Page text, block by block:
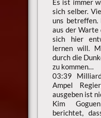
Es ist immer
sich selber.
uns
aus der Warte
sich hier
lernen will.
durch die
zu kommen…
03:39
Ampel
ausgeben ist
Kim
berichtet,